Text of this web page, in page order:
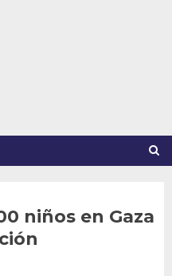
niños en Gaza